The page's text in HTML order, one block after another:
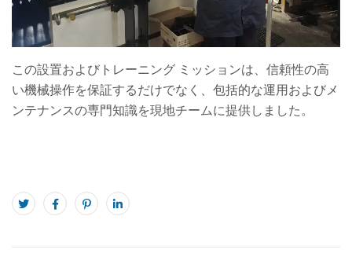
この設置およびトレーニング ミッションは、信頼性の高
い機械操作を保証するだけでなく、包括的な運用およびメ
ンテナンスの専門知識を現地チームに提供しました。